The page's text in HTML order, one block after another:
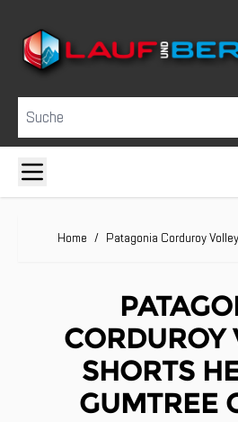
Suche
Home / Patagonia Corduroy
CORDUROY
SHORTS
GUMTREE